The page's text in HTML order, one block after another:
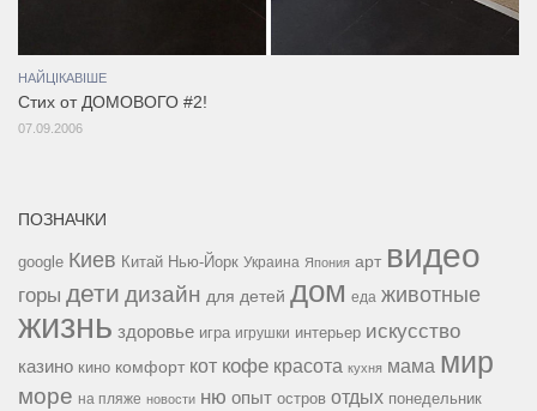
НАЙЦІКАВІШЕ
Стих от ДОМОВОГО #2!
07.09.2006
ПОЗНАЧКИ
google Киев Китай Нью-Йорк Украина Япония арт видео
горы дети дизайн для детей дом еда животные
жизнь здоровье игра игрушки интерьер искусство
казино кино комфорт кот кофе красота кухня мама мир
море на пляже новости ню опыт остров отдых понедельник